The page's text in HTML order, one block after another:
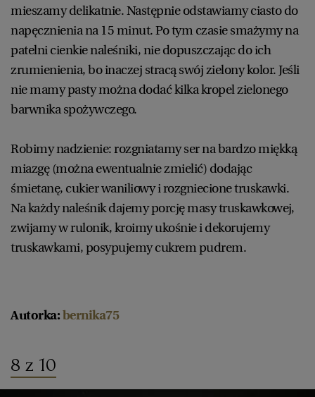
mieszamy delikatnie. Następnie odstawiamy ciasto do
napęcznienia na 15 minut. Po tym czasie smażymy na
patelni cienkie naleśniki, nie dopuszczając do ich
zrumienienia, bo inaczej stracą swój zielony kolor. Jeśli
nie mamy pasty można dodać kilka kropel zielonego
barwnika spożywczego.
Robimy nadzienie: rozgniatamy ser na bardzo miękką
miazgę (można ewentualnie zmielić) dodając
śmietanę, cukier waniliowy i rozgniecione truskawki.
Na każdy naleśnik dajemy porcję masy truskawkowej,
zwijamy w rulonik, kroimy ukośnie i dekorujemy
truskawkami, posypujemy cukrem pudrem.
Autorka:bernika75
8 z 10